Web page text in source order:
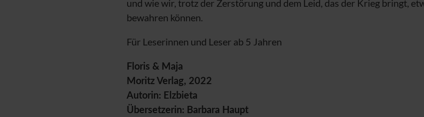
und wie wir, trotz der Zerstörung und dem Leid, das der Krieg bringt,
bewahren können.
Für Leserinnen und Leser ab 5 Jahren
Floris & Maja
Moritz Verlag, 2022
Autorin: Elzbieta
Übersetzerin: Barbara Haupt